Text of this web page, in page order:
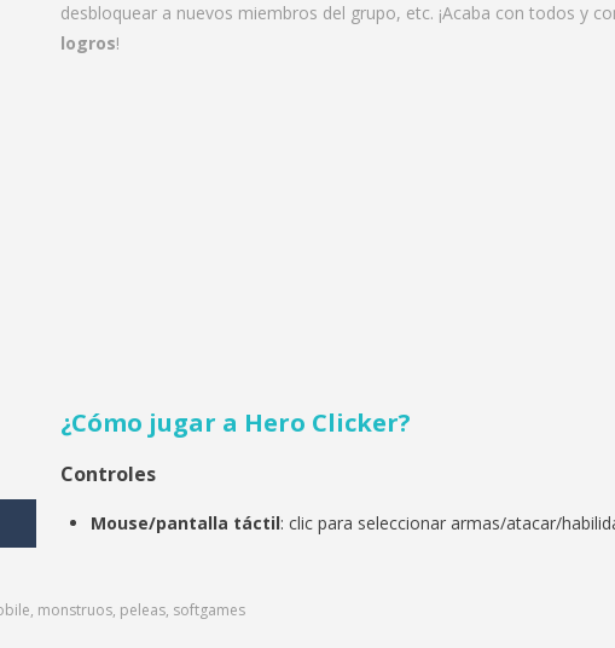
desbloquear a nuevos miembros del grupo, etc. ¡Acaba con todos y
logros!
¿Cómo jugar a Hero Clicker?
Controles
Mouse/pantalla táctil: clic para seleccionar armas/atacar/
, monstruos, peleas, softgames